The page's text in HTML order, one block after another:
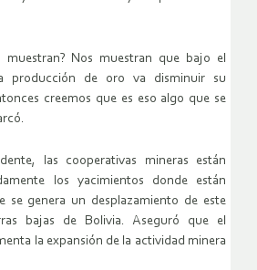
muestran? Nos muestran que bajo el
producción de oro va disminuir su
creemos que es eso algo que se
las cooperativas mineras están
los yacimientos donde están
se genera un desplazamiento de este
bajas de Bolivia. Aseguró que el
la expansión de la actividad minera